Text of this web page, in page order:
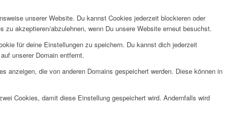
unserer Website. Du kannst Cookies jederzeit blockieren oder
akzeptieren/abzulehnen, wenn Du unsere Website erneut besuchst.
für deine Einstellungen zu speichern. Du kannst dich jederzeit
unserer Domain entfernt.
anzeigen, die von anderen Domains gespeichert werden. Diese können in
Cookies, damit diese Einstellung gespeichert wird. Andernfalls wird